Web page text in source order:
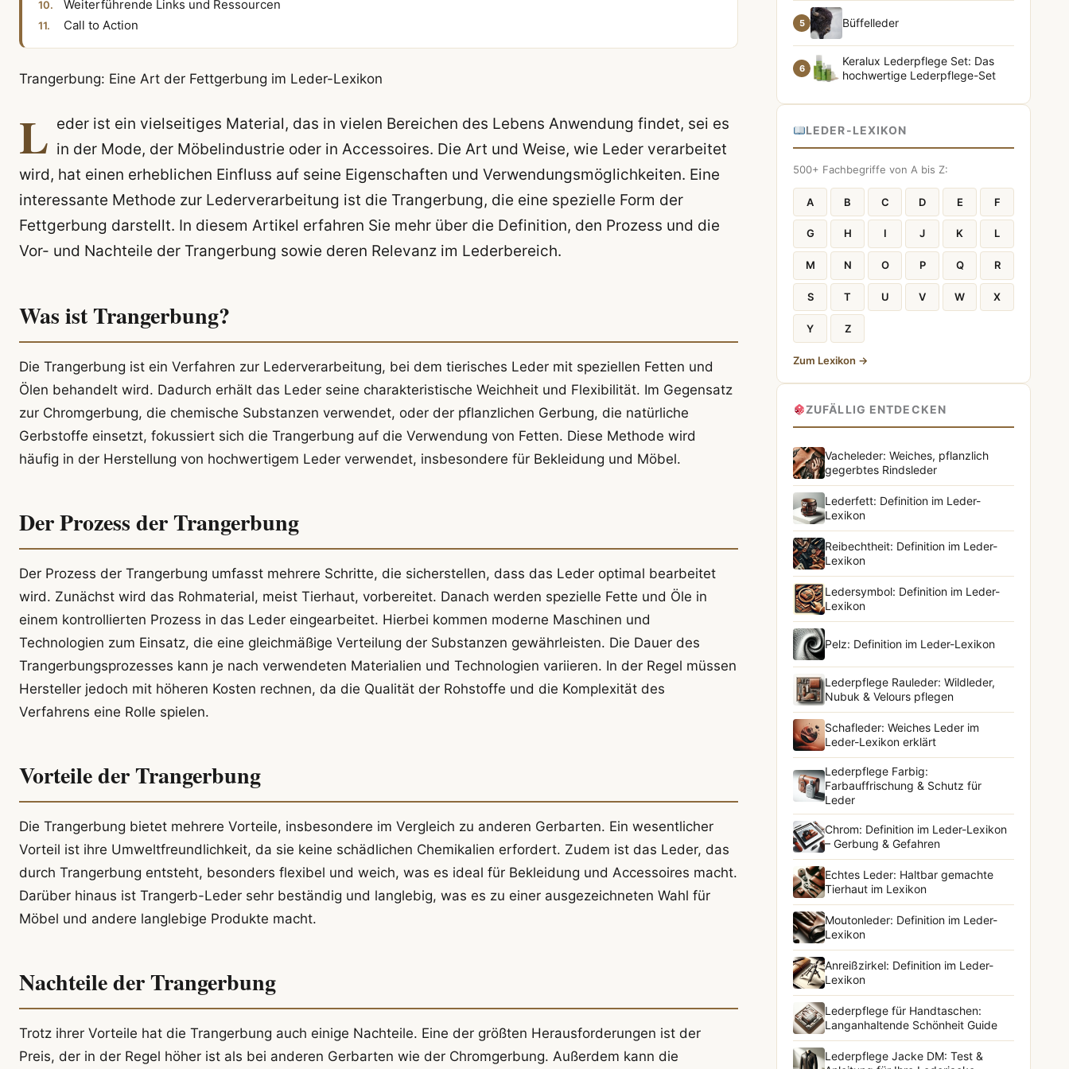
Weiterführende Links und Ressourcen
Call to Action
Trangerbung: Eine Art der Fettgerbung im Leder-Lexikon
L eder ist ein vielseitiges Material, das in vielen Bereichen des Lebens Anwendung findet, sei es
in der Mode, der Möbelindustrie oder in Accessoires. Die Art und Weise, wie Leder verarbeitet
wird, hat einen erheblichen Einfluss auf seine Eigenschaften und Verwendungsmöglichkeiten. Eine
interessante Methode zur Lederverarbeitung ist die Trangerbung, die eine spezielle Form der
Fettgerbung darstellt. In diesem Artikel erfahren Sie mehr über die Definition, den Prozess und die
Vor- und Nachteile der Trangerbung sowie deren Relevanz im Lederbereich.
Was ist Trangerbung?
Die Trangerbung ist ein Verfahren zur Lederverarbeitung, bei dem tierisches Leder mit speziellen Fetten und
Ölen behandelt wird. Dadurch erhält das Leder seine charakteristische Weichheit und Flexibilität. Im Gegensatz
zur Chromgerbung, die chemische Substanzen verwendet, oder der pflanzlichen Gerbung, die natürliche
Gerbstoffe einsetzt, fokussiert sich die Trangerbung auf die Verwendung von Fetten. Diese Methode wird
häufig in der Herstellung von hochwertigem Leder verwendet, insbesondere für Bekleidung und Möbel.
Der Prozess der Trangerbung
Der Prozess der Trangerbung umfasst mehrere Schritte, die sicherstellen, dass das Leder optimal bearbeitet
wird. Zunächst wird das Rohmaterial, meist Tierhaut, vorbereitet. Danach werden spezielle Fette und Öle in
einem kontrollierten Prozess in das Leder eingearbeitet. Hierbei kommen moderne Maschinen und
Technologien zum Einsatz, die eine gleichmäßige Verteilung der Substanzen gewährleisten. Die Dauer des
Trangerbungsprozesses kann je nach verwendeten Materialien und Technologien variieren. In der Regel müssen
Hersteller jedoch mit höheren Kosten rechnen, da die Qualität der Rohstoffe und die Komplexität des
Verfahrens eine Rolle spielen.
Vorteile der Trangerbung
Die Trangerbung bietet mehrere Vorteile, insbesondere im Vergleich zu anderen Gerbarten. Ein wesentlicher
Vorteil ist ihre Umweltfreundlichkeit, da sie keine schädlichen Chemikalien erfordert. Zudem ist das Leder, das
durch Trangerbung entsteht, besonders flexibel und weich, was es ideal für Bekleidung und Accessoires macht.
Darüber hinaus ist Trangerb-Leder sehr beständig und langlebig, was es zu einer ausgezeichneten Wahl für
Möbel und andere langlebige Produkte macht.
Nachteile der Trangerbung
Trotz ihrer Vorteile hat die Trangerbung auch einige Nachteile. Eine der größten Herausforderungen ist der
Preis, der in der Regel höher ist als bei anderen Gerbarten wie der Chromgerbung. Außerdem kann die
5 Büffelleder
6
Keralux Lederpflege Set: Das
hochwertige Lederpflege-Set
LEDER-LEXIKON
500+ Fachbegriffe von A bis Z:
A B C D E F
G H I J K L
M N O P Q R
S T U V W X
Y Z
Zum Lexikon →
ZUFÄLLIG ENTDECKEN
Vacheleder: Weiches, pflanzlich
gegerbtes Rindsleder
Lederfett: Definition im Leder-
Lexikon
Reibechtheit: Definition im Leder-
Lexikon
Ledersymbol: Definition im Leder-
Lexikon
Pelz: Definition im Leder-Lexikon
Lederpflege Rauleder: Wildleder,
Nubuk & Velours pflegen
Schafleder: Weiches Leder im
Leder-Lexikon erklärt
Lederpflege Farbig:
Farbauffrischung & Schutz für
Leder
Chrom: Definition im Leder-Lexikon
– Gerbung & Gefahren
Echtes Leder: Haltbar gemachte
Tierhaut im Lexikon
Moutonleder: Definition im Leder-
Lexikon
Anreißzirkel: Definition im Leder-
Lexikon
Lederpflege für Handtaschen:
Langanhaltende Schönheit Guide
Lederpflege Jacke DM: Test &